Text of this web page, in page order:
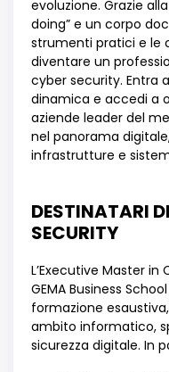
evoluzione. Grazie
doing” e un corpo
strumenti pratici e le
diventare un
cyber security. Entra
dinamica e accedi a
aziende leader del
nel panorama
infrastrutture e
DESTINATARI
SECURITY
L’Executive Master in
GEMA Business
formazione
ambito informatico,
sicurezza digitale. In